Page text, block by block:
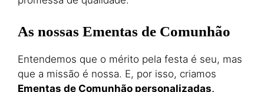
As nossas Ementas de Comunhão
Entendemos que o mérito pela festa é seu, mas
que a missão é nossa. E, por isso, criamos
Ementas de Comunhão personalizadas,